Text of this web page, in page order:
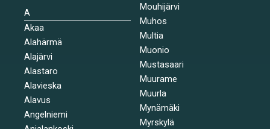
A
Akaa
Alahärmä
Alajärvi
Alastaro
Alavieska
Alavus
Angelniemi
Mouhijärvi
Muhos
Multia
Muonio
Mustasaari
Muurame
Muurla
Mynämäki
Myrskylä